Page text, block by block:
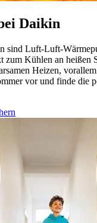
Daikin
sind Luft-Luft-
zum Kühlen an heißen
Heizen,
vor und finde die